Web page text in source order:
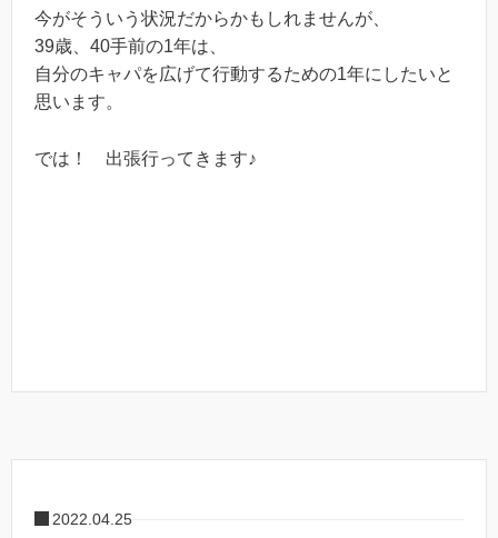
今がそういう状況だからかもしれませんが、
39歳、40手前の1年は、
自分のキャパを広げて行動するための1年にしたいと
思います。
では！ 出張行ってきます♪
2022.04.25